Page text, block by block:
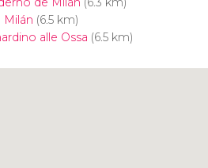
Milán (6.5 km)
alle Ossa (6.5 km)